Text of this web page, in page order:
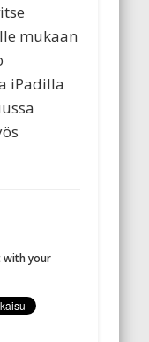
mukaan
iPadilla
with your